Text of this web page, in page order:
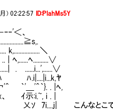
) 02:22:57 ID:PIahMs5Y
、
＼
ﾍ..........∨
ﾊⅥ Ⅵﾊ
'冖'＾ ｀'
ぅx、 ｲ
こんなとこ